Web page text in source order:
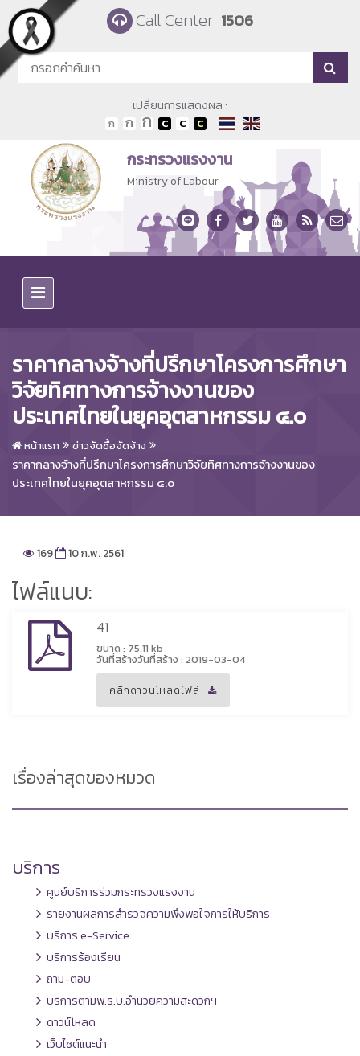
Skip to main content Call Center 1506
เปลี่ยนการแสดงผล :
กระทรวงแรงงาน
Ministry of Labour
ราคากลางจ้างที่ปรึกษาโครงการศึกษา
วิจัยทิศทางการจ้างงานของ
ประเทศไทยในยุคอุตสาหกรรม ๔.๐
หน้าแรก ข่าวจัดซื้อจัดจ้าง
ราคากลางจ้างที่ปรึกษาโครงการศึกษาวิจัยทิศทางการจ้างงานของ
ประเทศไทยในยุคอุตสาหกรรม ๔.๐
169 10 ก.พ. 2561
ไฟล์แนบ:
41
ขนาด : 75.11 kb
วันที่สร้างวันที่สร้าง : 2019-03-04
คลิกดาวน์โหลดไฟล์
เรื่องล่าสุดของหมวด
บริการ
ศูนย์บริการร่วมกระทรวงแรงงาน
รายงานผลการสำรวจความพึงพอใจการให้บริการ
บริการ e-Service
บริการร้องเรียน
ถาม-ตอบ
บริการตามพ.ร.บ.อำนวยความสะดวกฯ
ดาวน์โหลด
เว็บไซต์แนะนำ